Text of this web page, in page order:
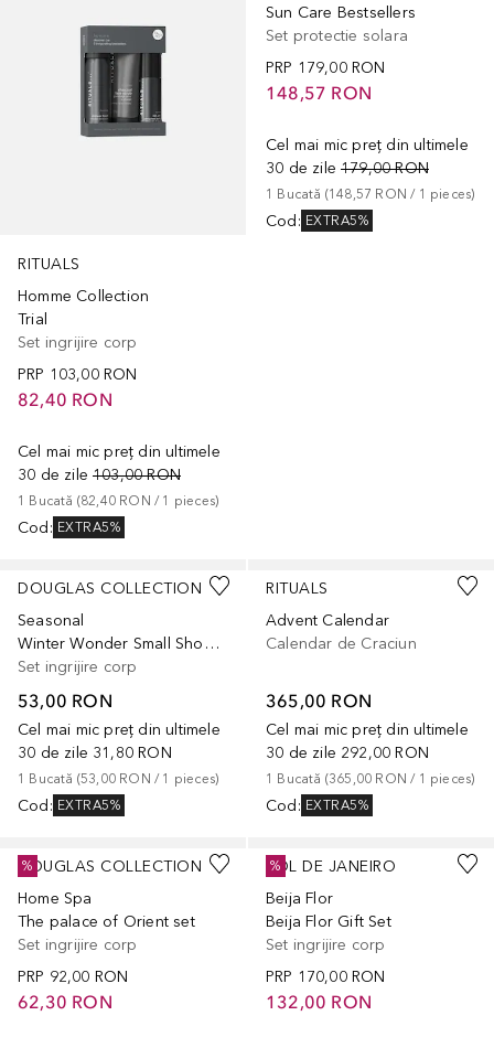
RITUALS
Homme Collection
Trial
Set ingrijire corp
PRP 103,00 RON
82,40 RON
Cel mai mic preț din ultimele
30 de zile 103,00 RON
1 Bucată (82,40 RON / 1 pieces)
Cod : EXTRA5%
Sun Care Bestsellers
Set protectie solara
PRP 179,00 RON
148,57 RON
Cel mai mic preț din ultimele
30 de zile 179,00 RON
1 Bucată (148,57 RON / 1 pieces)
Cod : EXTRA5%
DOUGLAS COLLECTION
Seasonal
Winter Wonder Small Shower Gift Set
Set ingrijire corp
53,00 RON
Cel mai mic preț din ultimele
30 de zile 31,80 RON
1 Bucată (53,00 RON / 1 pieces)
Cod : EXTRA5%
RITUALS
Advent Calendar
Calendar de Craciun
365,00 RON
Cel mai mic preț din ultimele
30 de zile 292,00 RON
1 Bucată (365,00 RON / 1 pieces)
Cod : EXTRA5%
DOUGLAS COLLECTION
Home Spa
The palace of Orient set
Set ingrijire corp
PRP 92,00 RON
62,30 RON
%
SOL DE JANEIRO
Beija Flor
Beija Flor Gift Set
Set ingrijire corp
PRP 170,00 RON
132,00 RON
%